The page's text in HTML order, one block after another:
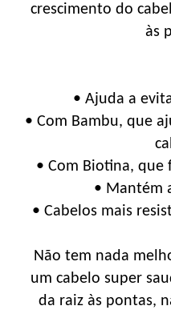
crescimento do
às
• Ajuda a
• Com Bambu, que
• Com Biotina,
• Mantém
• Cabelos mais
Não tem nada
um cabelo super
da raiz às pontas,